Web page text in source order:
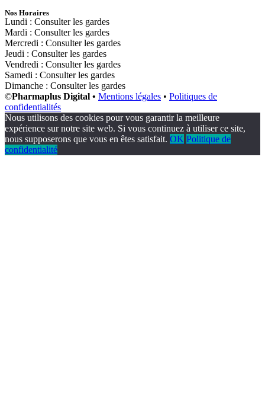
Nos Horaires
Lundi : Consulter les gardes
Mardi : Consulter les gardes
Mercredi : Consulter les gardes
Jeudi : Consulter les gardes
Vendredi : Consulter les gardes
Samedi : Consulter les gardes
Dimanche : Consulter les gardes
©Pharmaplus Digital • Mentions légales • Politiques de
confidentialités
Nous utilisons des cookies pour vous garantir la meilleure
expérience sur notre site web. Si vous continuez à utiliser ce site,
nous supposerons que vous en êtes satisfait. OK Politique de
confidentialité